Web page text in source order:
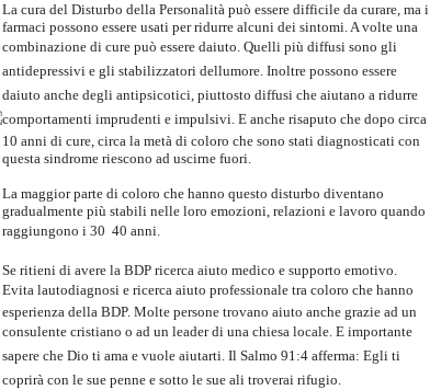
La cura del Disturbo della Personalità può essere difficile da curare, ma i
farmaci possono essere usati per ridurre alcuni dei sintomi. A volte una
combinazione di cure può essere daiuto. Quelli più diffusi sono gli
antidepressivi e gli stabilizzatori dellumore. Inoltre possono essere
daiuto anche degli antipsicotici, piuttosto diffusi che aiutano a ridurre
comportamenti imprudenti e impulsivi. E anche risaputo che dopo circa
10 anni di cure, circa la metà di coloro che sono stati diagnosticati con
questa sindrome riescono ad uscirne fuori.
La maggior parte di coloro che hanno questo disturbo diventano
gradualmente più stabili nelle loro emozioni, relazioni e lavoro quando
raggiungono i 30  40 anni.
Se ritieni di avere la BDP ricerca aiuto medico e supporto emotivo.
Evita lautodiagnosi e ricerca aiuto professionale tra coloro che hanno
esperienza della BDP. Molte persone trovano aiuto anche grazie ad un
consulente cristiano o ad un leader di una chiesa locale. E importante
sapere che Dio ti ama e vuole aiutarti. Il Salmo 91:4 afferma: Egli ti
coprirà con le sue penne e sotto le sue ali troverai rifugio.